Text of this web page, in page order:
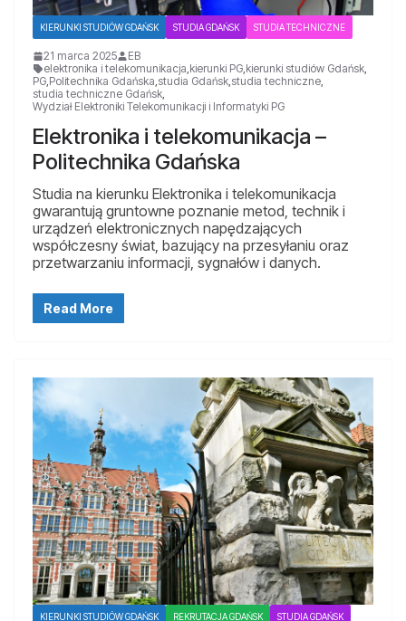
KIERUNKI STUDIÓW GDAŃSK STUDIA GDAŃSK STUDIA TECHNICZNE
21 marca 2025
EB
elektronika i telekomunikacja,kierunki PG,kierunki studiów Gdańsk,
PG,Politechnika Gdańska,studia Gdańsk,studia techniczne,
studia techniczne Gdańsk,
Wydział Elektroniki Telekomunikacji i Informatyki PG
Elektronika i telekomunikacja –
Politechnika Gdańska
Studia na kierunku Elektronika i telekomunikacja
gwarantują gruntowne poznanie metod, technik i
urządzeń elektronicznych napędzających
współczesny świat, bazujący na przesyłaniu oraz
przetwarzaniu informacji, sygnałów i danych.
Read More
KIERUNKI STUDIÓW GDAŃSK REKRUTACJA GDAŃSK STUDIA GDAŃSK